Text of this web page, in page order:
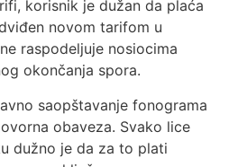
korisnik je dužan da plaća
novom tarifom u
raspodeljuje nosiocima
okončanja spora.
saopštavanje fonograma
obaveza. Svako lice
dužno je da za to plati